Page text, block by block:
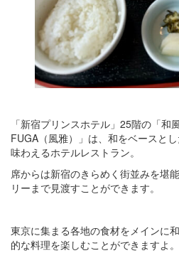
「新宿プリンスホテル」25階の「和
FUGA（風雅）」は、和をベースと
味わえるホテルレストラン。
席からは新宿のきらめく街並みを堪
リーまで見渡すことができます。
東京に集まる各地の食材をメインに
的な料理を楽しむことができますよ。